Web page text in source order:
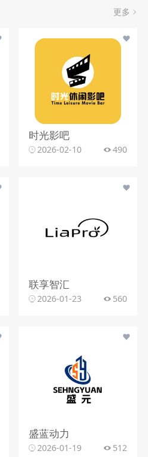
更多
时光影吧
2026-02-10 490
联享智汇
2026-01-23 560
盛蓝动力
2026-01-19 512